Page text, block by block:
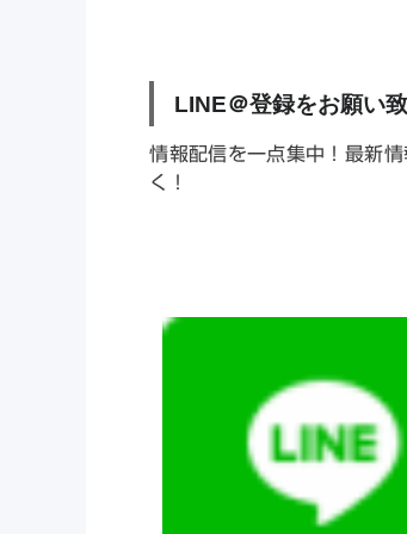
LINE＠登録をお願い致
情報配信を一点集中！最新
く！